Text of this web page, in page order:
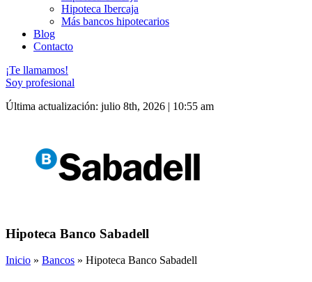
Hipoteca Ibercaja
Más bancos hipotecarios
Blog
Contacto
¡Te llamamos!
Soy profesional
Última actualización: julio 8th, 2026 | 10:55 am
Hipoteca Banco Sabadell
Inicio » Bancos » Hipoteca Banco Sabadell